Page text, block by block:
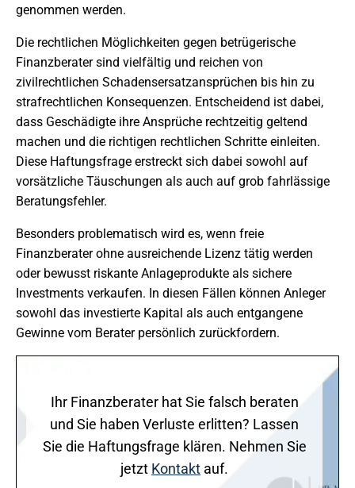
genommen werden.
Die rechtlichen Möglichkeiten gegen betrügerische
Finanzberater sind vielfältig und reichen von
zivilrechtlichen Schadensersatzansprüchen bis hin zu
strafrechtlichen Konsequenzen. Entscheidend ist dabei,
dass Geschädigte ihre Ansprüche rechtzeitig geltend
machen und die richtigen rechtlichen Schritte einleiten.
Diese Haftungsfrage erstreckt sich dabei sowohl auf
vorsätzliche Täuschungen als auch auf grob fahrlässige
Beratungsfehler.
Besonders problematisch wird es, wenn freie
Finanzberater ohne ausreichende Lizenz tätig werden
oder bewusst riskante Anlageprodukte als sichere
Investments verkaufen. In diesen Fällen können Anleger
sowohl das investierte Kapital als auch entgangene
Gewinne vom Berater persönlich zurückfordern.
Ihr Finanzberater hat Sie falsch beraten
und Sie haben Verluste erlitten? Lassen
Sie die Haftungsfrage klären. Nehmen Sie
jetzt Kontakt auf.